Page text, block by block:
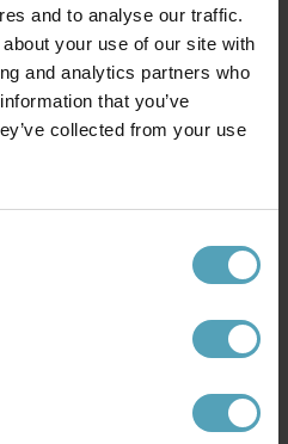
and to analyse our traffic.
your use of our site with
and analytics partners who
that you’ve
collected from your use
Milonga 100cm taklampa
PRISMATCH